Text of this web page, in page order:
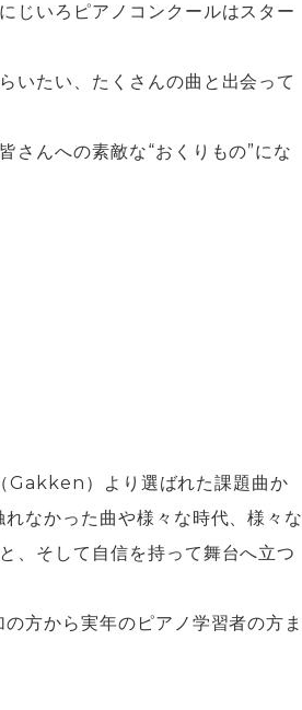
じいろピアノコンクールはスター
いたい、たくさんの曲と出会って
さんへの素敵な“おくりもの”にな
Gakken）より選ばれた課題曲か
なかった曲や様々な時代、様々な
、そして自信を持って舞台へ立つ
方から実年のピアノ学習者の方ま